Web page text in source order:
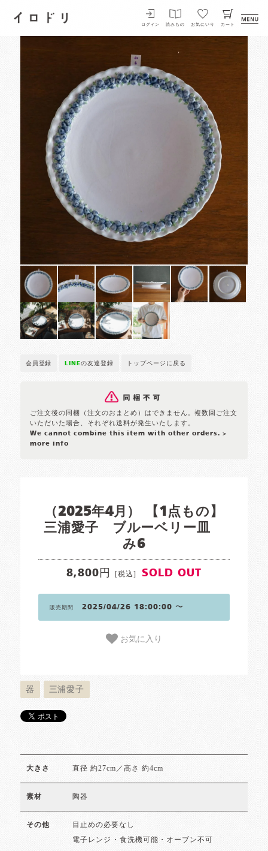
イロドリ
ログイン 読みもの お気にいり カート
会員登録 LINEの友達登録 トップページに戻る
ご注文後の同梱（注文のおまとめ）はできません。複数回ご注文
いただいた場合、それぞれ送料が発生いたします。
We cannot combine this item with other orders. >
more info
（2025年4月） 【1点もの】
三浦愛子 ブルーベリー皿
み6
8,800円 [税込] SOLD OUT
販売期間 2025/04/26 18:00:00 〜
お気に入り
器 三浦愛子
大きさ 直径 約27cm／高さ 約4cm
素材 陶器
その他 目止めの必要なし
電子レンジ・食洗機可能・オーブン不可